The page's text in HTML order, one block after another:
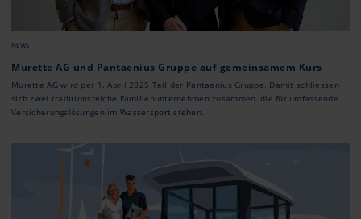
NEWS
Murette AG und Pantaenius Gruppe auf gemeinsamem Kurs
Murette AG wird per 1. April 2025 Teil der Pantaenius Gruppe. Damit schliessen
sich zwei traditionsreiche Familienunternehmen zusammen, die für umfassende
Versicherungslösungen im Wassersport stehen.